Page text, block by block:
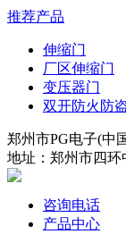
推荐产品
伸缩门
厂区伸缩门
变压器门
双开防火防
郑州市PG电子(中
地址：郑州市四
咨询电话
产品中心